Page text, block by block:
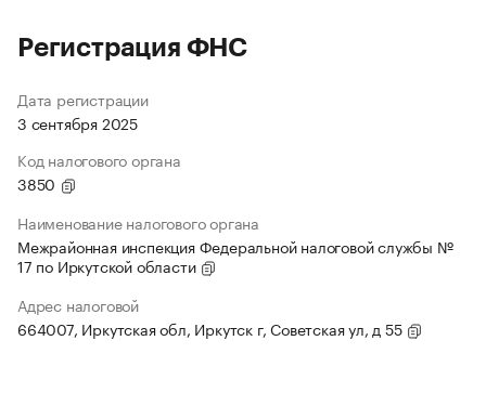
Регистрация ФНС
Дата регистрации
3 сентября 2025
Код налогового органа
3850
Наименование налогового органа
Межрайонная инспекция Федеральной налоговой службы №
17 по Иркутской области
Адрес налоговой
664007, Иркутская обл, Иркутск г, Советская ул, д 55